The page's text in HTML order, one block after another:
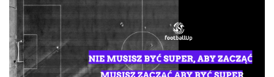
i
g